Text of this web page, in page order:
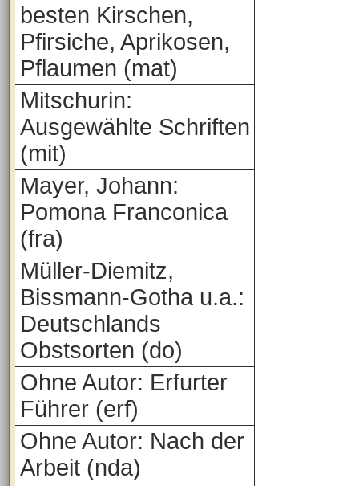
besten Kirschen,
Pfirsiche, Aprikosen,
Pflaumen (mat)
Mitschurin:
Ausgewählte Schriften
(mit)
Mayer, Johann:
Pomona Franconica
(fra)
Müller-Diemitz,
Bissmann-Gotha u.a.:
Deutschlands
Obstsorten (do)
Ohne Autor: Erfurter
Führer (erf)
Ohne Autor: Nach der
Arbeit (nda)